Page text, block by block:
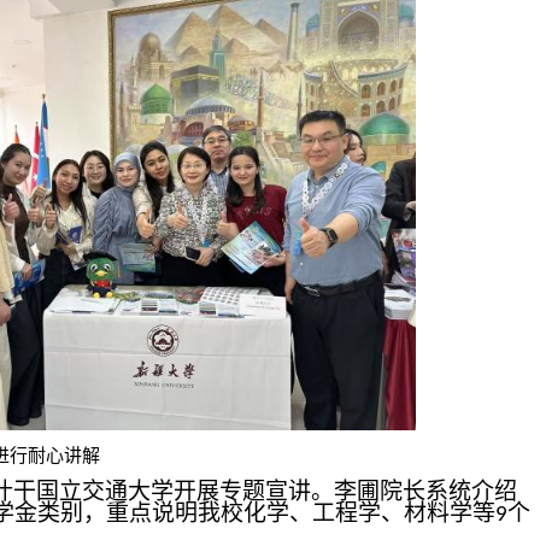
心讲解
干国立交通大学开展专题宣讲。李圃院长系统介绍
金类别，重点说明我校化学、工程学、材料学等9个